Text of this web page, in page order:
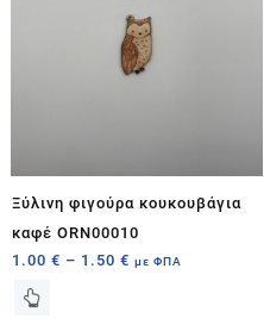
Ξύλινη φιγούρα κουκουβάγια
καφέ ORN00010
1.00 € – 1.50 € με ΦΠΑ